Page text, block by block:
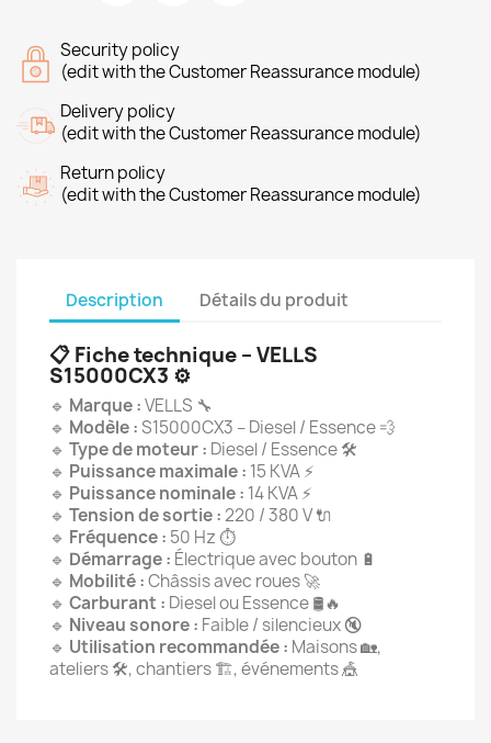
Security policy
(edit with the Customer Reassurance module)
Delivery policy
(edit with the Customer Reassurance module)
Return policy
(edit with the Customer Reassurance module)
Description Détails du produit
📋 Fiche technique – VELLS
S15000CX3 ⚙️
🔹 Marque :VELLS 🔧
🔹 Modèle :S15000CX3 – Diesel / Essence 💨
🔹 Type de moteur : Diesel / Essence 🛠️
🔹 Puissance maximale : 15 KVA ⚡
🔹 Puissance nominale : 14 KVA ⚡
🔹 Tension de sortie :220 / 380 V 🔌
🔹 Fréquence : 50 Hz ⏱️
🔹 Démarrage : Électrique avec bouton 🔋
🔹 Mobilité :Châssis avec roues 🚀
🔹 Carburant : Diesel ou Essence 🛢️🔥
🔹 Niveau sonore : Faible / silencieux 🔇
🔹 Utilisation recommandée : Maisons 🏡,
ateliers 🛠️, chantiers 🏗️, événements 🎪